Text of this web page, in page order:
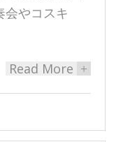
会やコスキ
Read More +